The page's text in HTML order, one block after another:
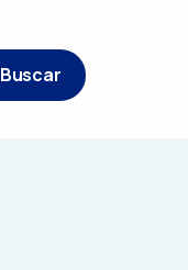
Buscar